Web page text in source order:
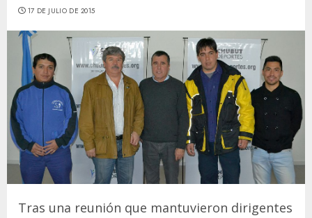
17 DE JULIO DE 2015
Tras una reunión que mantuvieron dirigentes